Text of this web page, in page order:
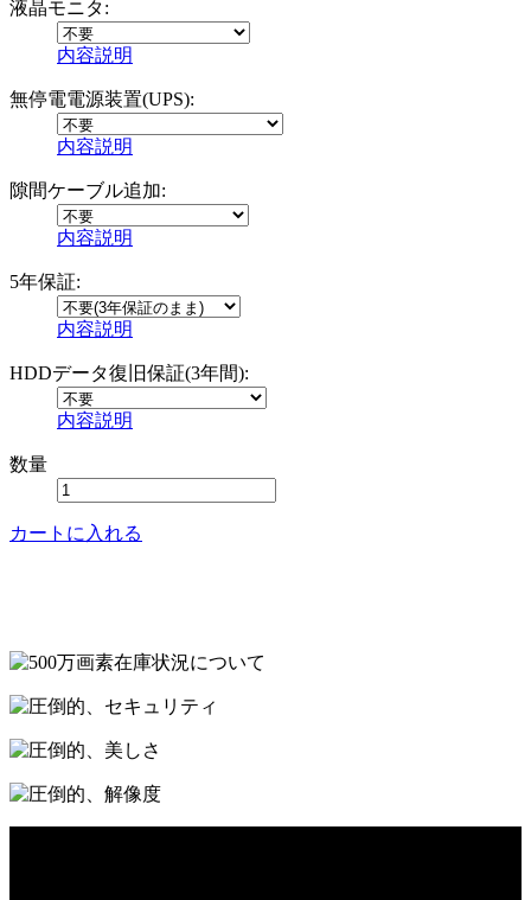
液晶モニタ:
内容説明
無停電電源装置(UPS):
内容説明
隙間ケーブル追加:
内容説明
5年保証:
内容説明
HDDデータ復旧保証(3年間):
内容説明
数量
カートに入れる